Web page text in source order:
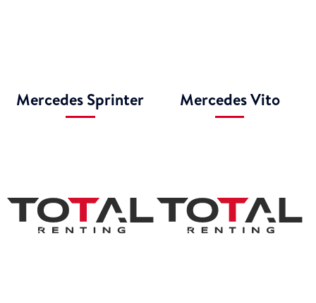
Mercedes Sprinter Mercedes Vito